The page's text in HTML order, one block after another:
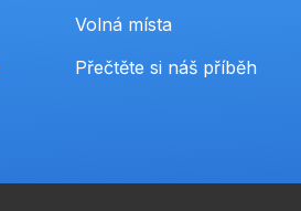
Volná místa
Přečtěte si náš příběh